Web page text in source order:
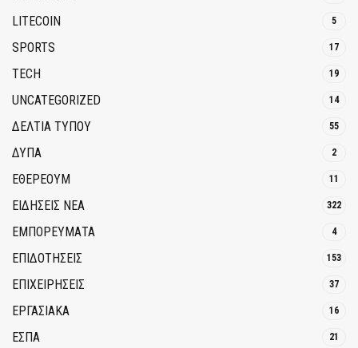
LITECOIN 5
SPORTS 17
TECH 19
UNCATEGORIZED 14
ΔΕΛΤΙΑ ΤΥΠΟΥ 55
ΔΥΠΑ 2
ΕΘΈΡΕΟΥΜ 11
ΕΙΔΗΣΕΙΣ ΝΕΑ 322
ΕΜΠΟΡΕΥΜΑΤΑ 4
ΕΠΙΔΟΤΗΣΕΙΣ 153
ΕΠΙΧΕΙΡΗΣΕΙΣ 37
ΕΡΓΑΣΙΑΚΑ 16
ΕΣΠΑ 21